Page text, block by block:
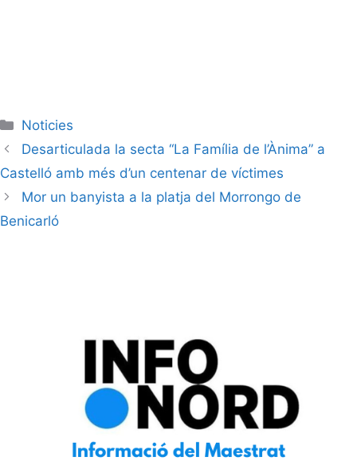
Noticies
Desarticulada la secta “La Família de l’Ànima” a
Castelló amb més d’un centenar de víctimes
Mor un banyista a la platja del Morrongo de
Benicarló